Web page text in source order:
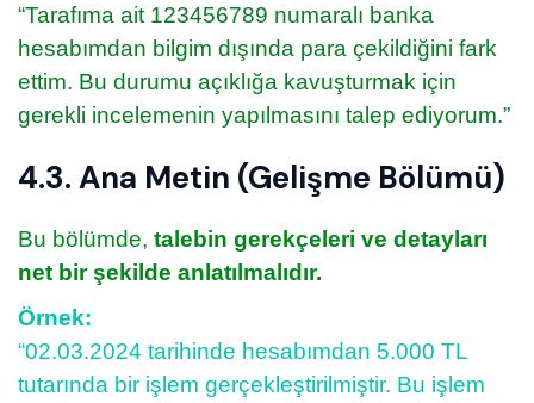
“Tarafıma ait 123456789 numaralı banka
hesabımdan bilgim dışında para çekildiğini fark
ettim. Bu durumu açıklığa kavuşturmak için
gerekli incelemenin yapılmasını talep ediyorum.”
4.3. Ana Metin (Gelişme Bölümü)
Bu bölümde, talebin gerekçeleri ve detayları
net bir şekilde anlatılmalıdır.
Örnek:
“02.03.2024 tarihinde hesabımdan 5.000 TL
tutarında bir işlem gerçekleştirilmiştir. Bu işlem